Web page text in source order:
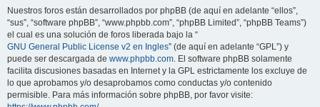
Nuestros foros están desarrollados por phpBB (de aquí en adelante “ellos”,
“sus”, “software phpBB”, “www.phpbb.com”, “phpBB Limited”, “phpBB Teams”)
el cual es una solución de foros liberada bajo la “
GNU General Public License v2 en Ingles” (de aquí en adelante “GPL”) y
puede ser descargada de www.phpbb.com. El software phpBB solamente
facilita discusiones basadas en Internet y la GPL estrictamente los excluye de
lo que aprobamos y/o desaprobamos como conductas y/o contenido
permisible. Para más información sobre phpBB, por favor visite: